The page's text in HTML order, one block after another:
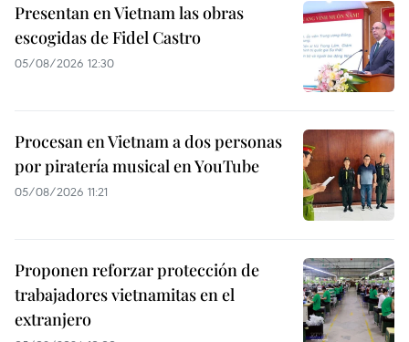
Presentan en Vietnam las obras
escogidas de Fidel Castro
05/08/2026 12:30
Procesan en Vietnam a dos personas
por piratería musical en YouTube
05/08/2026 11:21
Proponen reforzar protección de
trabajadores vietnamitas en el
extranjero